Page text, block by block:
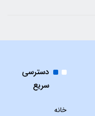
دسترسی
سریع
خانه